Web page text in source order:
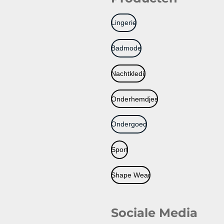
Lingerie
Badmode
Nachtkledij
Onderhemdjes
Ondergoed
Sport
Shape Wear
Sociale Media